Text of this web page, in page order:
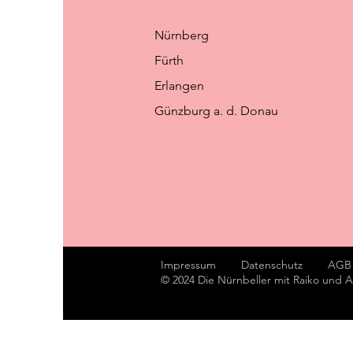
Nürnberg
Fürth
Erlangen
Günzburg a. d. Donau
Impressum Datenschutz
AGB
© 2024 Die Nürnbeller mit Raiko und